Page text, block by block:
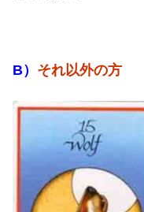
B） それ以外の方